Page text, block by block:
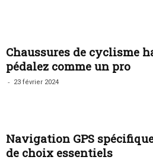
Chaussures de cyclisme
pédalez comme un pro
- 23 février 2024
Navigation GPS
de choix essentiels